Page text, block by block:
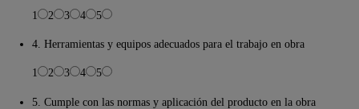
1 2 3 4 5
4. Herramientas y equipos adecuados para el trabajo en obra
1 2 3 4 5
5. Cumple con las normas y aplicación del producto en la obra